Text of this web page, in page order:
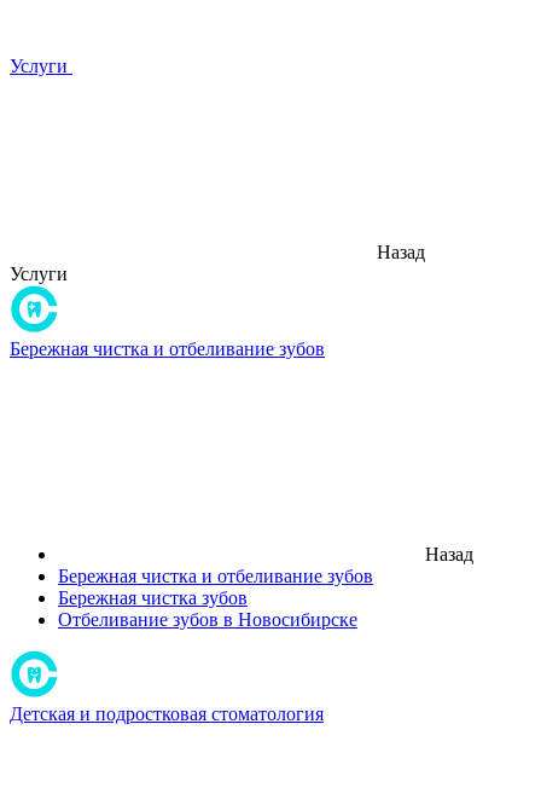
Услуги
Назад
Услуги
Бережная чистка и отбеливание зубов
Назад
Бережная чистка и отбеливание зубов
Бережная чистка зубов
Отбеливание зубов в Новосибирске
Детская и подростковая стоматология